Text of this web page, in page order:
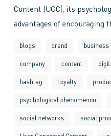
Content (UGC), its
advantages of encouraging
blogs brand business
company content
hashtag loyalty
psychological phenomenon
social networks social